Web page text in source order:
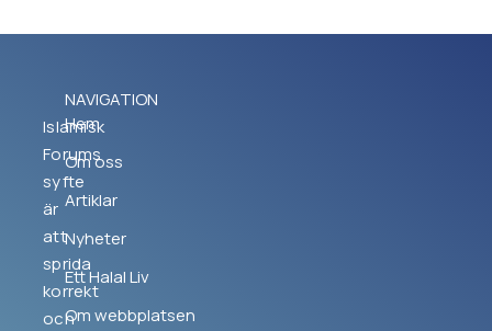
Islamisk
Forums
syfte
är
att
sprida
korrekt
och
NAVIGATION
Hem
Om oss
Artiklar
Nyheter
Ett Halal Liv
Om webbplatsen